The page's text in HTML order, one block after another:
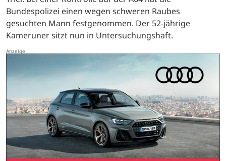
Bundespolizei einen wegen schweren Raubes
gesuchten Mann festgenommen. Der 52-jährige
Kameruner sitzt nun in Untersuchungshaft.